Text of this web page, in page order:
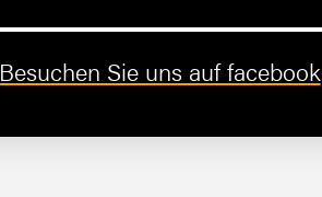
Besuchen Sie uns auf facebook